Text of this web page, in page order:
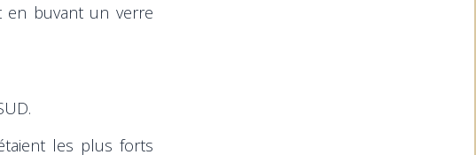
en buvant un verre
les plus forts